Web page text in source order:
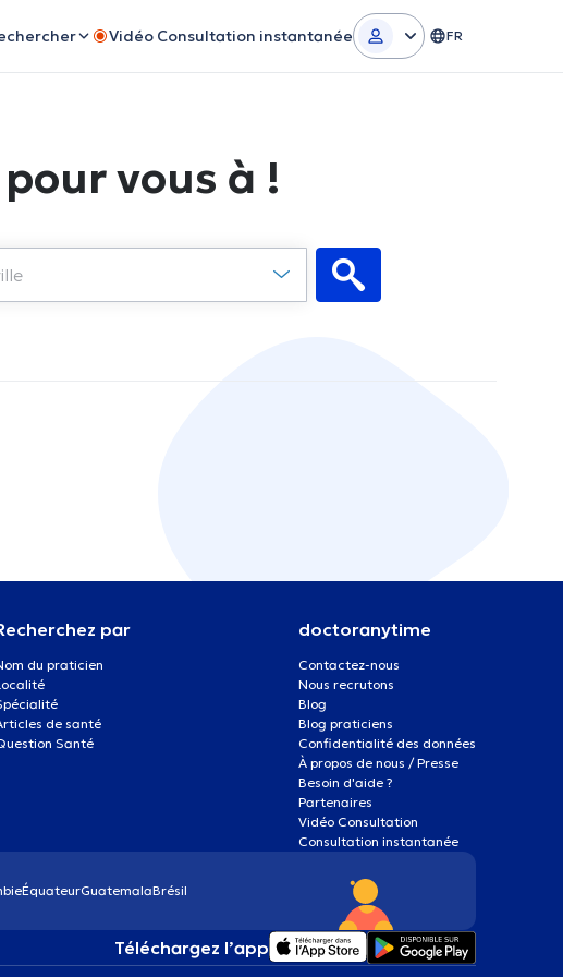
Vidéo Consultation instantanée FR
vous à !
par
du praticien
de santé
Santé
doctoranytime
Contactez-nous
Nous recrutons
Blog
Blog praticiens
Confidentialité des données
À propos de nous / Presse
Besoin d'aide ?
Partenaires
Vidéo Consultation
Consultation instantanée
ÉquateurGuatemalaBrésil
Téléchargez l’app